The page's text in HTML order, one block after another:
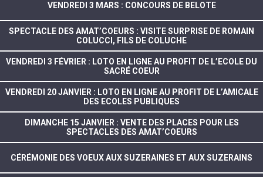
VENDREDI 3 MARS : CONCOURS DE BELOTE
SPECTACLE DES AMAT’COEURS : VISITE SURPRISE DE ROMAIN
COLUCCI, FILS DE COLUCHE
VENDREDI 3 FÉVRIER : LOTO EN LIGNE AU PROFIT DE L’ECOLE DU
SACRÉ COEUR
VENDREDI 20 JANVIER : LOTO EN LIGNE AU PROFIT DE L’AMICALE
DES ECOLES PUBLIQUES
DIMANCHE 15 JANVIER : VENTE DES PLACES POUR LES
SPECTACLES DES AMAT’COEURS
CÉRÉMONIE DES VOEUX AUX SUZERAINES ET AUX SUZERAINS